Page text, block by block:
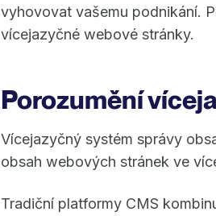
vyhovovat vašemu podnikání.
vícejazyčné webové stránky.
Porozumění
Vícejazyčný systém správy
obsah webových stránek ve
Tradiční platformy CMS